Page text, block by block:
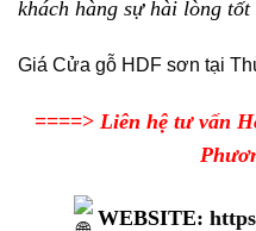
khách hàng sự hài lòng tốt
Giá Cửa gỗ HDF sơn tại
====> Liên hệ tư vấn
WEBSITE: